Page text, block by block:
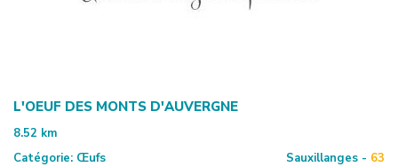
L'OEUF DES MONTS D'AUVERGNE
8.52 km
Catégorie: Œufs Sauxillanges - 63